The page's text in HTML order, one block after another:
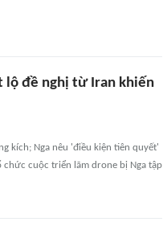
lộ đề nghị từ Iran khiến
kích; Nga nêu 'điều kiện tiên quyết'
cuộc triển lãm drone bị Nga tập